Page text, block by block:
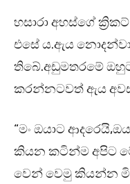
හසාරා අහස්ගේ
එසේ ය.ඇය
තිබේ.අඩුමතරමේ
කරන්නටවත් ඇය
“මං ඔයාට
කියන කටින්ම අපිට
වෙන් වෙමු කියන්න